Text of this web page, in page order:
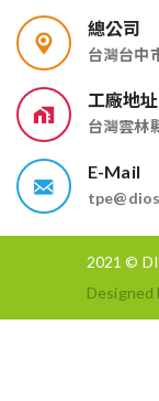
總公司
台灣台中
工廠地址
台灣雲林
E-Mail
2021 ©
Designed